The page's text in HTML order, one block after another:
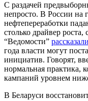
С раздачей
непросто. В России на
нефтепереработки
столько драйвер роста,
“Ведомости” рассказали
года власти могут
инициатив. Говорят,
нормальная практика,
кампаний уровнем
В Беларуси